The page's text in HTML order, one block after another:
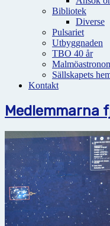
Bibliotek
Diverse
Pulsariet
Utbyggnaden
TBO 40 år
Sällskapets
Kontakt
Medlemmarna